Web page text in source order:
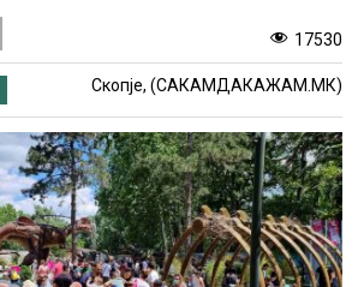
17530
Скопје, (САКАМДАКАЖАМ.МК)